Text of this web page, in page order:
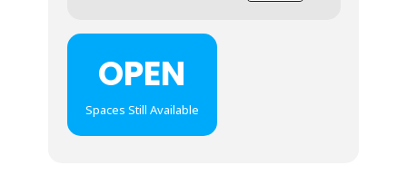
OPEN
Spaces Still Available